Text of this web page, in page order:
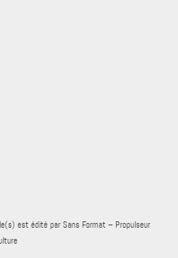
est édité par Sans Format – Propulseur